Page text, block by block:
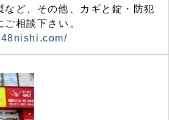
など、その他、カギと錠・防犯
相談下さい。